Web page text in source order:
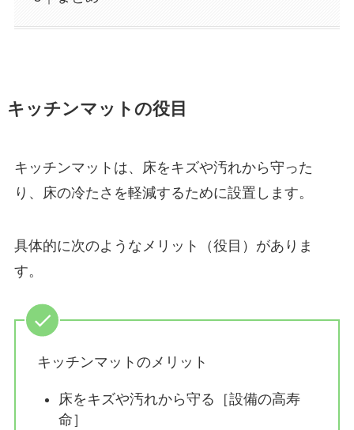
キッチンマットの役目
キッチンマットは、床をキズや汚れから守った
り、床の冷たさを軽減するために設置します。
具体的に次のようなメリット（役目）がありま
す。
キッチンマットのメリット
床をキズや汚れから守る［設備の高寿
命］